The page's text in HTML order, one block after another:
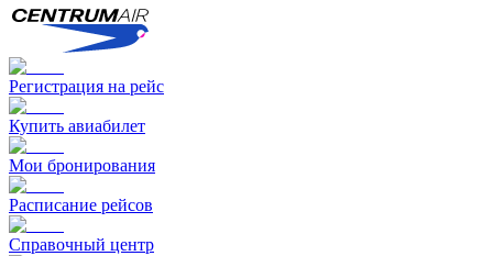
Регистрация на рейс
Купить авиабилет
Мои бронирования
Расписание рейсов
Справочный центр